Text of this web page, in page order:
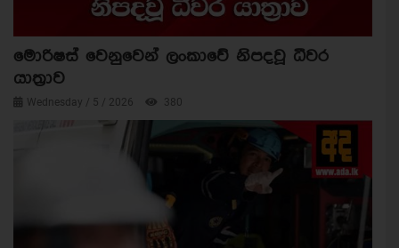
මොරිෂස් වෙනුවෙන් ලංකාවේ නිපදවූ ධීවර
යාත්‍රාව
Wednesday / 5 / 2026 380